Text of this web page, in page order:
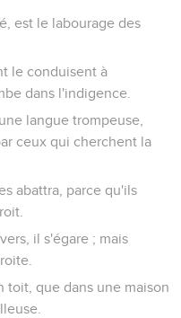
est le labourage des
le conduisent à
dans l'indigence.
langue trompeuse,
ceux qui cherchent la
abattra, parce qu'ils
il s'égare ; mais
toit, que dans une maison